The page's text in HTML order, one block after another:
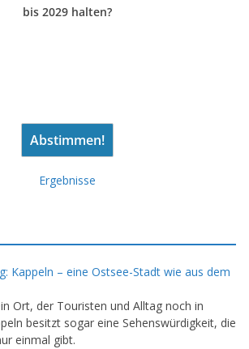
bis 2029 halten?
Ergebnisse
Kappeln – eine Ostsee-Stadt wie aus dem
Ort, der Touristen und Alltag noch in
besitzt sogar eine Sehenswürdigkeit, die
einmal gibt.